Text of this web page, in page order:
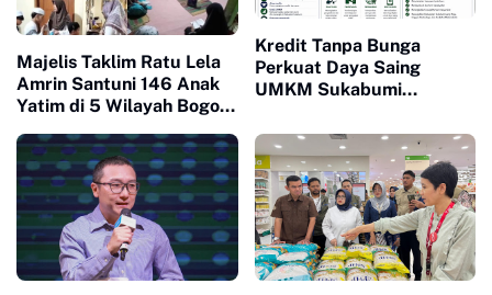
Majelis Taklim Ratu Lela
Amrin Santuni 146 Anak
Yatim di 5 Wilayah Bogor,
Penuh Keberkahan
Kredit Tanpa Bunga
Perkuat Daya Saing
UMKM Sukabumi